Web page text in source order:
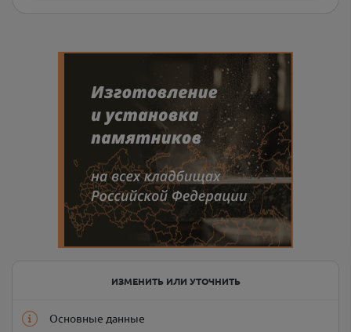
ИЗМЕНИТЬ ИЛИ УТОЧНИТЬ
Основные данные